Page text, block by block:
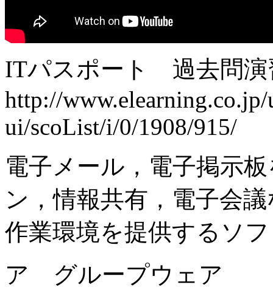
ITパスポート 過去問演
http://www.elearning.co.jp/
ui/scoList/i/0/1908/915/
電子メール，電子掲示
ン，情報共有，電子会
作業環境を提供するソ
ア グループウェア